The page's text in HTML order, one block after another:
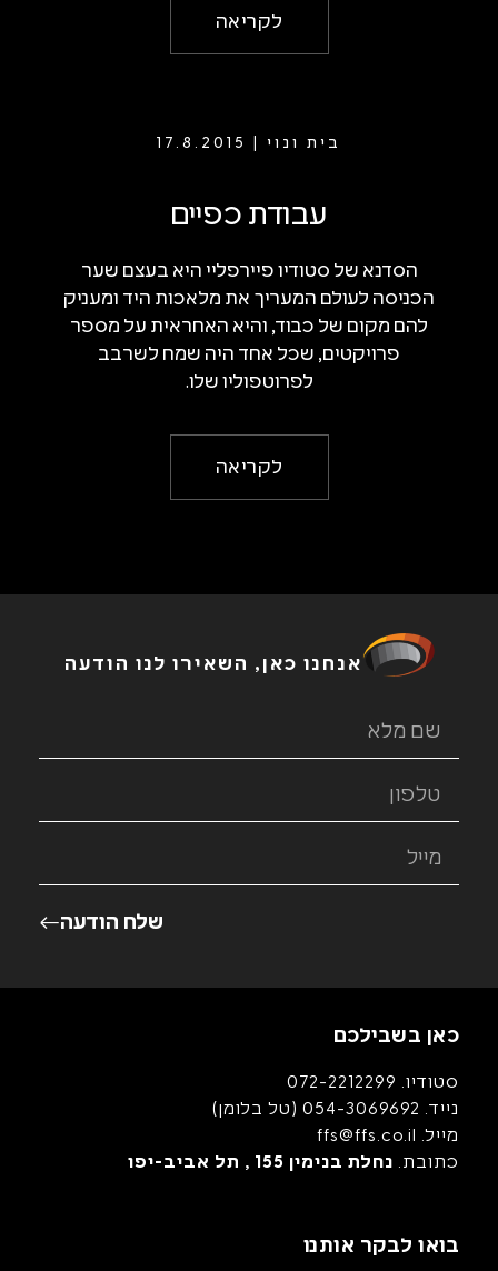
לקריאה
בית ונוי | 17.8.2015
עבודת כפיים
הסדנא של סטודיו פיירפליי היא בעצם שער
הכניסה לעולם המעריך את מלאכות היד ומעניק
להם מקום של כבוד, והיא האחראית על מספר
פרויקטים, שכל אחד היה שמח לשרבב
לפרוטפוליו שלו.
לקריאה
אנחנו כאן, השאירו לנו הודעה
שלח הודעה
כאן בשבילכם
סטודיו.
072-2212299
נייד.
054-3069692 (טל בלומן)
מייל. ffs@ffs.co.il
כתובת. נחלת בנימין 155 , תל אביב-יפו
בואו לבקר אותנו